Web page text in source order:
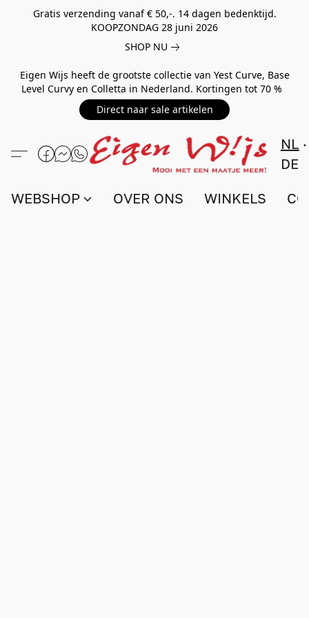
Gratis verzending vanaf € 50,-. 14 dagen bedenktijd.
KOOPZONDAG 28 juni 2026
SHOP NU
Eigen Wijs heeft de grootste collectie van Yest Curve, Base
Level Curvy en Colletta in Nederland. Kortingen tot 70 %
Direct naar sale artikelen
NL
DE
WEBSHOP OVER ONS WINKELS